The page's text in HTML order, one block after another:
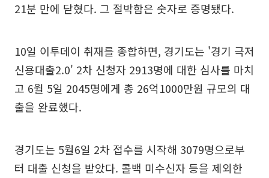
21분 만에 닫혔다. 그 절박함은 숫자로 증명됐다.
10일 이투데이 취재를 종합하면, 경기도는 '경기 극저
신용대출2.0' 2차 신청자 2913명에 대한 심사를 마치
고 6월 5일 2045명에게 총 26억1000만원 규모의 대
출을 완료했다.
경기도는 5월6일 2차 접수를 시작해 3079명으로부
터 대출 신청을 받았다. 콜백 미수신자 등을 제외한